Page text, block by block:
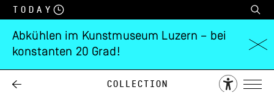
Today
Abkühlen im Kunstmuseum Luzern – bei
konstanten 20 Grad!
Collection